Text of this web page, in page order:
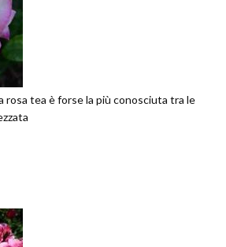
rosa tea è forse la più conosciuta tra le